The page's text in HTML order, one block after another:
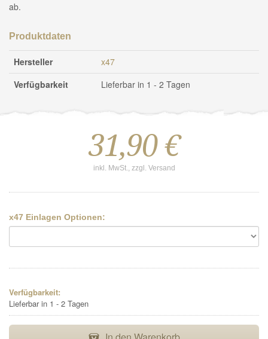
ab.
Produktdaten
Hersteller
x47
Verfügbarkeit
Lieferbar in 1 - 2 Tagen
31,90 €
inkl. MwSt., zzgl. Versand
x47 Einlagen Optionen:
Verfügbarkeit:
Lieferbar in 1 - 2 Tagen